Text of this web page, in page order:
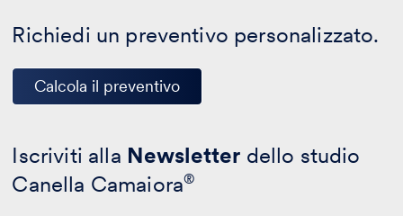
Richiedi un preventivo personalizzato.
Calcola il preventivo
Iscriviti alla Newsletter dello studio
Canella Camaiora®